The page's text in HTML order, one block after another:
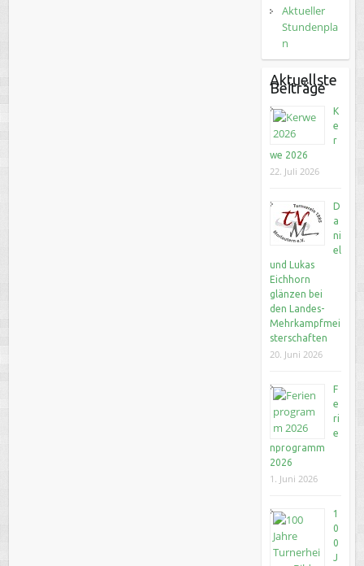
Aktueller
Stundenpla
n
Aktuellste
Beiträge
K
e
r
we 2026
22. Juli 2026
D
a
ni
el
und Lukas
Eichhorn
glänzen bei
den Landes-
Mehrkampfmei
sterschaften
20. Juni 2026
F
e
ri
e
nprogramm
2026
1. Juni 2026
1
0
0
J